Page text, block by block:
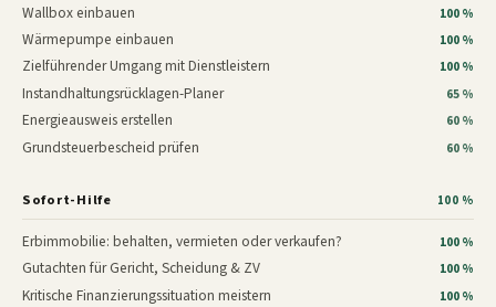
Wallbox einbauen 100 %
Wärmepumpe einbauen 100 %
Zielführender Umgang mit Dienstleistern 100 %
Instandhaltungsrücklagen-Planer 65 %
Energieausweis erstellen 60 %
Grundsteuerbescheid prüfen 60 %
Sofort-Hilfe 100 %
Erbimmobilie: behalten, vermieten oder verkaufen? 100 %
Gutachten für Gericht, Scheidung & ZV 100 %
Kritische Finanzierungssituation meistern 100 %